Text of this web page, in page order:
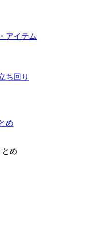
アイテム
ち回り
め
め